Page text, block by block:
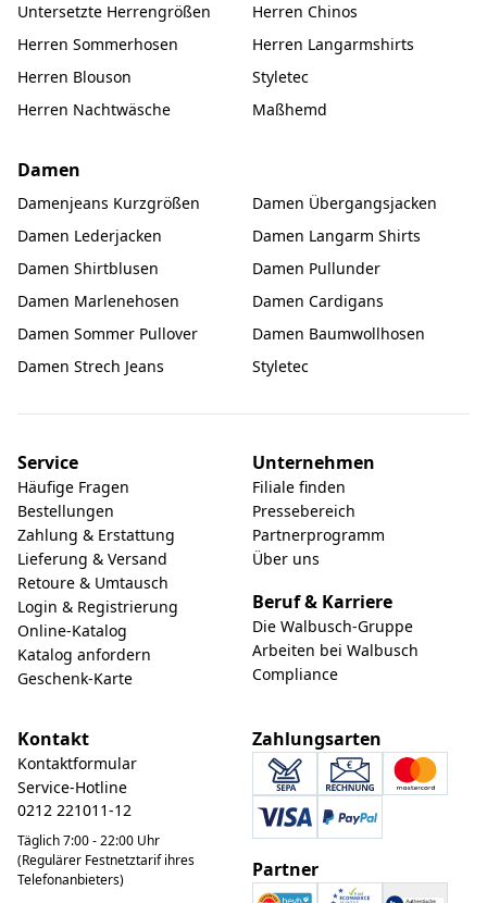
Untersetzte Herrengrößen
Herren Chinos
Herren Sommerhosen
Herren Langarmshirts
Herren Blouson
Styletec
Herren Nachtwäsche
Maßhemd
Damen
Damenjeans Kurzgrößen
Damen Übergangsjacken
Damen Lederjacken
Damen Langarm Shirts
Damen Shirtblusen
Damen Pullunder
Damen Marlenehosen
Damen Cardigans
Damen Sommer Pullover
Damen Baumwollhosen
Damen Strech Jeans
Styletec
Service
Häufige Fragen
Bestellungen
Zahlung & Erstattung
Lieferung & Versand
Retoure & Umtausch
Login & Registrierung
Online-Katalog
Katalog anfordern
Geschenk-Karte
Unternehmen
Filiale finden
Pressebereich
Partnerprogramm
Über uns
Beruf & Karriere
Die Walbusch-Gruppe
Arbeiten bei Walbusch
Compliance
Kontakt
Kontaktformular
Service-Hotline
0212 221011-12
Täglich 7:00 - 22:00 Uhr
(Regulärer Festnetztarif ihres
Telefonanbieters)
Zahlungsarten
Partner